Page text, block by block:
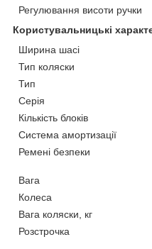
Регулювання висоти ручки
Користувальницькі
Ширина шасі
Тип коляски
Тип
Серія
Кількість блоків
Система амортизації
Ремені безпеки
Вага
Колеса
Вага коляски, кг
Розстрочка